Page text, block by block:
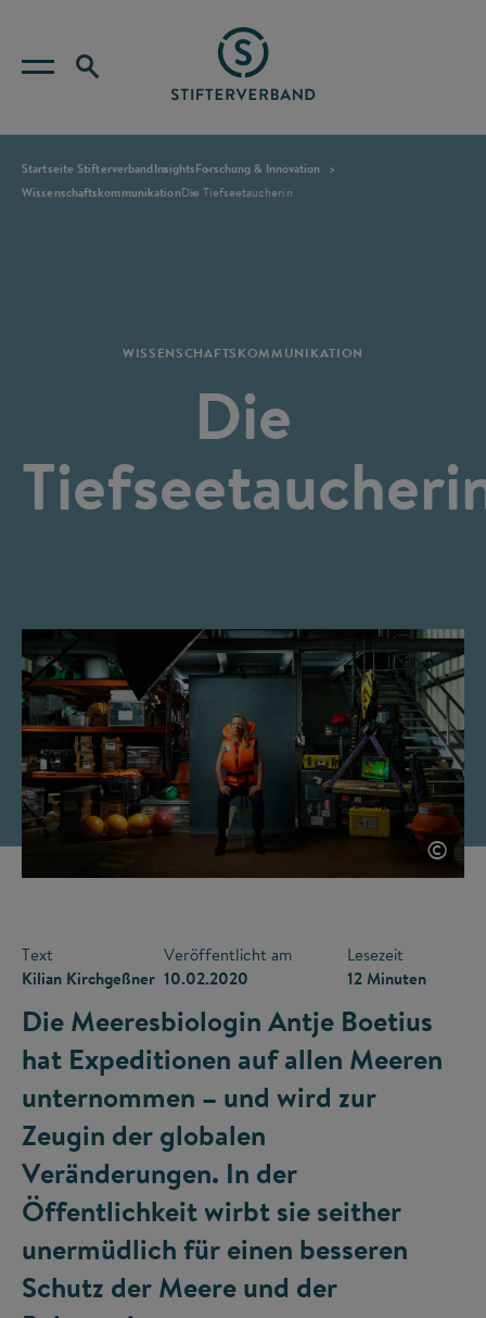
Startseite StifterverbandInsightsForschung & Innovation
WissenschaftskommunikationDie Tiefseetaucherin
WISSENSCHAFTSKOMMUNIKATION
Die
©
Text
Kilian Kirchgeßner
Veröffentlicht am
10.02.2020
Lesezeit
12 Minuten
Die Meeresbiologin Antje Boetius
hat Expeditionen auf allen Meeren
unternommen – und wird zur
Zeugin der globalen
Veränderungen. In der
Öffentlichkeit wirbt sie seither
unermüdlich für einen besseren
Schutz der Meere und der